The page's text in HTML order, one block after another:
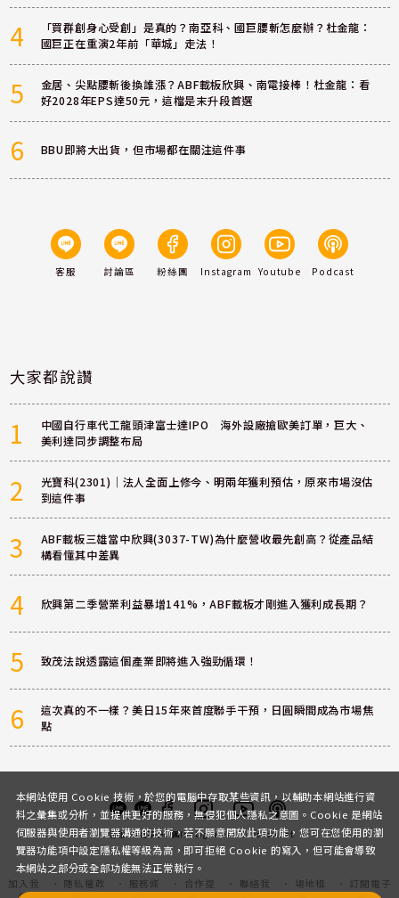
4
「買群創身心受創」是真的？南亞科、國巨腰斬怎麼辦？杜金龍：
國巨正在重演2年前「華城」走法！
5
金居、尖點腰斬後換誰漲？ABF載板欣興、南電接棒！杜金龍：看
好2028年EPS達50元，這檔是末升段首選
6 BBU即將大出貨，但市場都在關注這件事
客服 討論區 粉絲團 Instagram Youtube Podcast
大家都說讚
1
中國自行車代工龍頭津富士達IPO 海外設廠搶歐美訂單，巨大、
美利達同步調整布局
2
光寶科(2301)｜法人全面上修今、明兩年獲利預估，原來市場沒估
到這件事
3
ABF載板三雄當中欣興(3037-TW)為什麼營收最先創高？從產品結
構看懂其中差異
4 欣興第二季營業利益暴增141%，ABF載板才剛進入獲利成長期？
5 致茂法說透露這個產業即將進入強勁循環！
6
這次真的不一樣？美日15年來首度聯手干預，日圓瞬間成為市場焦
點
客服 討論區粉絲團InstagramYoutubePodcast
加入我
隱私權政
服務條
合作提
聯絡我
場地租
訂閱電子
本網站使用 Cookie 技術，於您的電腦中存取某些資訊，以輔助本網站進行資
料之彙集或分析，並提供更好的服務，無侵犯個人隱私之意圖。Cookie 是網站
伺服器與使用者瀏覽器溝通的技術，若不願意開放此項功能，您可在您使用的瀏
覽器功能項中設定隱私權等級為高，即可拒絕 Cookie 的寫入，但可能會導致
本網站之部分或全部功能無法正常執行。